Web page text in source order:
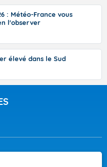
: Météo-France vous
l'observer
élevé dans le Sud